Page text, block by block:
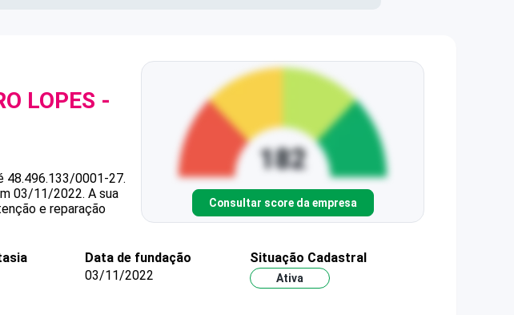
LOPES -
48.496.133/0001-27.
03/11/2022. A sua
e reparação
Consultar score da empresa
Data de fundação
03/11/2022
Situação Cadastral
Ativa